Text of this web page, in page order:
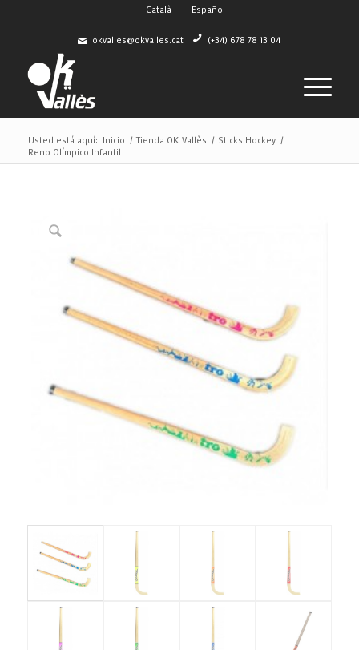
Català Español
okvalles@okvalles.cat (+34) 678 78 13 04
Usted está aquí: Inicio / Tienda OK Vallès / Sticks Hockey /
Reno Olímpico Infantil